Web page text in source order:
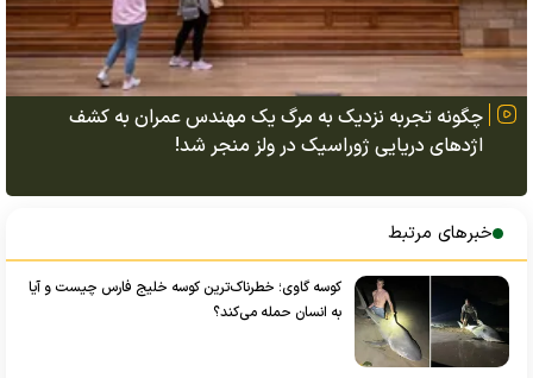
چگونه تجربه نزدیک به مرگ یک مهندس عمران به کشف
اژد‌های دریایی ژوراسیک در ولز منجر شد!
خبرهای مرتبط
کوسه گاوی؛ خطرناک‌ترین کوسه خلیج فارس چیست و آیا
به انسان حمله می‌کند؟